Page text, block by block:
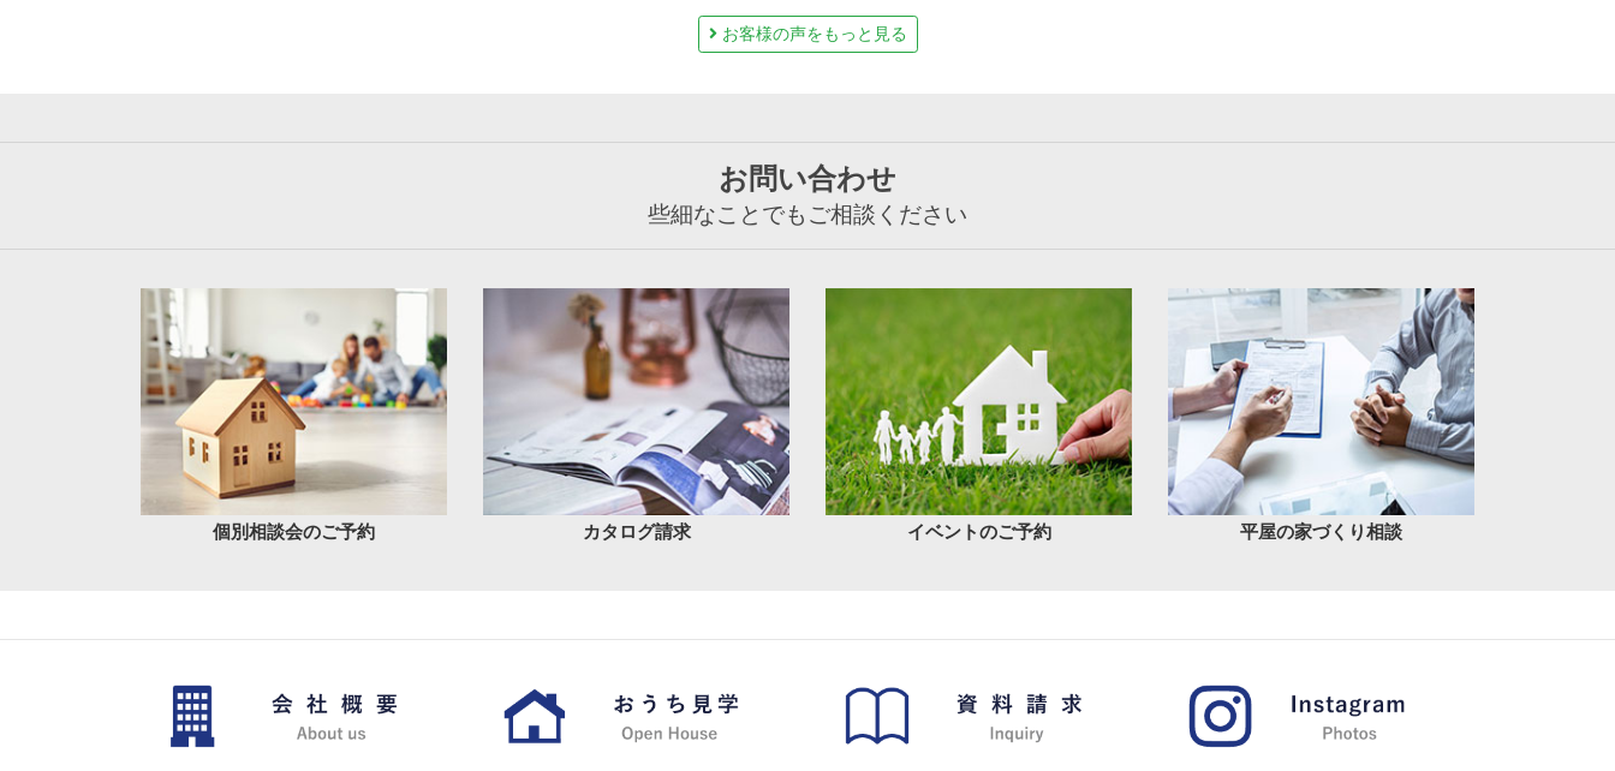
お客様の声をもっと見る
お問い合わせ
些細なことでもご相談ください
個別相談会のご予約 カタログ請求 イベントのご予約 平屋の家づくり相談